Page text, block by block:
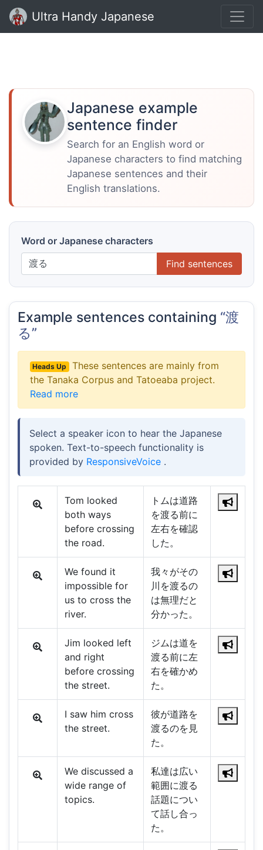
Ultra Handy Japanese
Japanese example
sentence finder
Search for an English word or
Japanese characters to find matching
Japanese sentences and their
English translations.
Word or Japanese characters
Find sentences
Example sentences containing “渡
る”
Heads Up
These sentences are mainly from
the Tanaka Corpus and Tatoeaba project.
Read more
Select a speaker icon to hear the Japanese
spoken. Text-to-speech functionality is
provided by ResponsiveVoice .
Tom looked
both ways
before crossing
the road.
トムは道路
を渡る前に
左右を確認
した。
We found it
impossible for
us to cross the
river.
我々がその
川を渡るの
は無理だと
分かった。
Jim looked left
and right
before crossing
the street.
ジムは道を
渡る前に左
右を確かめ
た。
I saw him cross
the street.
彼が道路を
渡るのを見
た。
We discussed a
wide range of
topics.
私達は広い
範囲に渡る
話題につい
て話し合っ
た。